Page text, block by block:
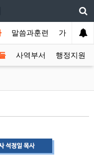
말씀과훈련 가정교회
사역부서 행정지원